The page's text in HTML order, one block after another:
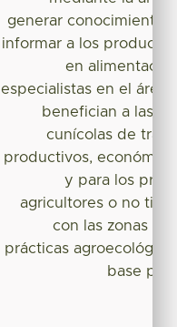
generar conocimiento
informar a los
en
especialistas en el área
benefician a las
cunícolas de
productivos,
y para los
agricultores o no
con las zonas
prácticas
base